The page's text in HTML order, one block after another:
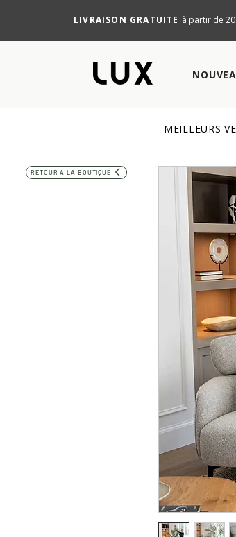
LIVRAISON GRATUITE à partir de
MEILLEURS
RETOUR À LA BOUTIQUE